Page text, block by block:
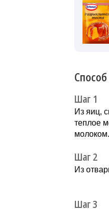
Шаг 1
Из яиц,
теплое
молоком.
Шаг 2
Из
Шаг 3